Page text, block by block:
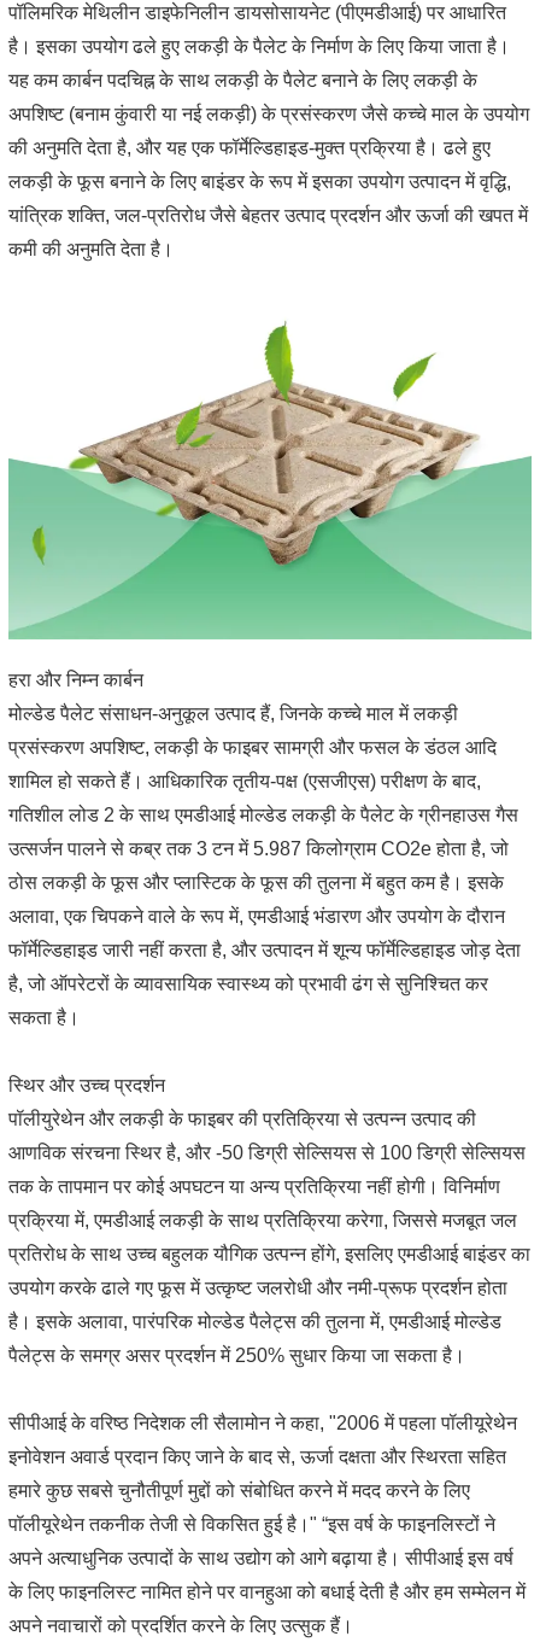
पॉलिमरिक मेथिलीन डाइफेनिलीन डायसोसायनेट (पीएमडीआई) पर आधारित
है। इसका उपयोग ढले हुए लकड़ी के पैलेट के निर्माण के लिए किया जाता है।
यह कम कार्बन पदचिह्न के साथ लकड़ी के पैलेट बनाने के लिए लकड़ी के
अपशिष्ट (बनाम कुंवारी या नई लकड़ी) के प्रसंस्करण जैसे कच्चे माल के उपयोग
की अनुमति देता है, और यह एक फॉर्मेल्डिहाइड-मुक्त प्रक्रिया है। ढले हुए
लकड़ी के फूस बनाने के लिए बाइंडर के रूप में इसका उपयोग उत्पादन में वृद्धि,
यांत्रिक शक्ति, जल-प्रतिरोध जैसे बेहतर उत्पाद प्रदर्शन और ऊर्जा की खपत में
कमी की अनुमति देता है।
हरा और निम्न कार्बन
मोल्डेड पैलेट संसाधन-अनुकूल उत्पाद हैं, जिनके कच्चे माल में लकड़ी
प्रसंस्करण अपशिष्ट, लकड़ी के फाइबर सामग्री और फसल के डंठल आदि
शामिल हो सकते हैं। आधिकारिक तृतीय-पक्ष (एसजीएस) परीक्षण के बाद,
गतिशील लोड 2 के साथ एमडीआई मोल्डेड लकड़ी के पैलेट के ग्रीनहाउस गैस
उत्सर्जन पालने से कब्र तक 3 टन में 5.987 किलोग्राम CO2e होता है, जो
ठोस लकड़ी के फूस और प्लास्टिक के फूस की तुलना में बहुत कम है। इसके
अलावा, एक चिपकने वाले के रूप में, एमडीआई भंडारण और उपयोग के दौरान
फॉर्मेल्डिहाइड जारी नहीं करता है, और उत्पादन में शून्य फॉर्मेल्डिहाइड जोड़ देता
है, जो ऑपरेटरों के व्यावसायिक स्वास्थ्य को प्रभावी ढंग से सुनिश्चित कर
सकता है।
स्थिर और उच्च प्रदर्शन
पॉलीयुरेथेन और लकड़ी के फाइबर की प्रतिक्रिया से उत्पन्न उत्पाद की
आणविक संरचना स्थिर है, और -50 डिग्री सेल्सियस से 100 डिग्री सेल्सियस
तक के तापमान पर कोई अपघटन या अन्य प्रतिक्रिया नहीं होगी। विनिर्माण
प्रक्रिया में, एमडीआई लकड़ी के साथ प्रतिक्रिया करेगा, जिससे मजबूत जल
प्रतिरोध के साथ उच्च बहुलक यौगिक उत्पन्न होंगे, इसलिए एमडीआई बाइंडर का
उपयोग करके ढाले गए फूस में उत्कृष्ट जलरोधी और नमी-प्रूफ प्रदर्शन होता
है। इसके अलावा, पारंपरिक मोल्डेड पैलेट्स की तुलना में, एमडीआई मोल्डेड
पैलेट्स के समग्र असर प्रदर्शन में 250% सुधार किया जा सकता है।
सीपीआई के वरिष्ठ निदेशक ली सैलामोन ने कहा, "2006 में पहला पॉलीयूरेथेन
इनोवेशन अवार्ड प्रदान किए जाने के बाद से, ऊर्जा दक्षता और स्थिरता सहित
हमारे कुछ सबसे चुनौतीपूर्ण मुद्दों को संबोधित करने में मदद करने के लिए
पॉलीयूरेथेन तकनीक तेजी से विकसित हुई है।" “इस वर्ष के फाइनलिस्टों ने
अपने अत्याधुनिक उत्पादों के साथ उद्योग को आगे बढ़ाया है। सीपीआई इस वर्ष
के लिए फाइनलिस्ट नामित होने पर वानहुआ को बधाई देती है और हम सम्मेलन में
अपने नवाचारों को प्रदर्शित करने के लिए उत्सुक हैं।